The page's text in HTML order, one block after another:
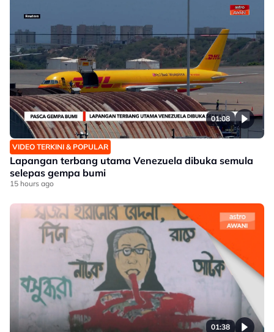
01:08
VIDEO TERKINI & POPULAR
Lapangan terbang utama Venezuela dibuka semula
selepas gempa bumi
15 hours ago
01:38